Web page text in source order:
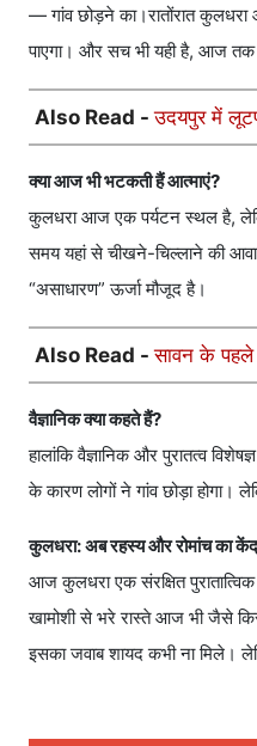
— गांव छोड़ने का।रातोंरात
पाएगा। और सच भी यही है, आज तक
Also Read -उदयपुर में
क्या आज भी भटकती हैं आत्माएं?
कुलधरा आज एक पर्यटन स्थल है,
समय यहां से चीखने-चिल्लाने की
“असाधारण” ऊर्जा मौजूद है।
Also Read -सावन के पहले
वैज्ञानिक क्या कहते हैं?
हालांकि वैज्ञानिक और पुरातत्व
के कारण लोगों ने गांव छोड़ा होगा।
कुलधरा: अब रहस्य और रोमांच का
आज कुलधरा एक संरक्षित
खामोशी से भरे रास्ते आज भी जैसे
इसका जवाब शायद कभी ना मिले।